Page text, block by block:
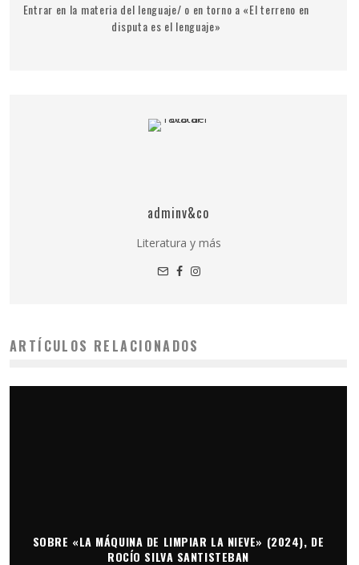
Entrar en la materia del lenguaje/ o en torno a «El terreno en
disputa es el lenguaje»
adminv&co
Literatura y más
ARTÍCULOS RELACIONADOS
SOBRE «LA MÁQUINA DE LIMPIAR LA NIEVE» (2024), DE
ROCÍO SILVA SANTISTEBAN